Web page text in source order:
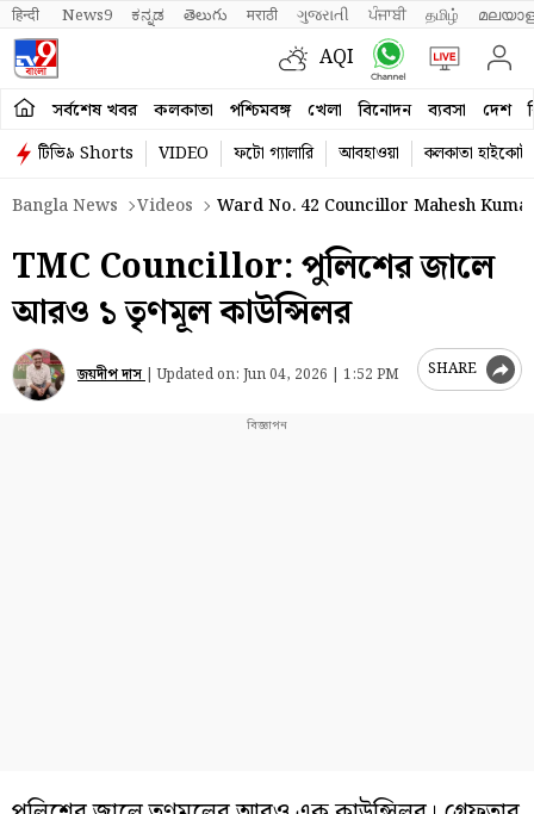
हिन्दी News9 ಕನ್ನಡ తెలుగు मराठी ગુજરાતી ਪੰਜਾਬੀ தமிழ்
AQI
সর্বশেষ খবর কলকাতা পশ্চিমবঙ্গ খেলা বিনোদন ব্যবসা দেশ
টিভি৯ Shorts VIDEO ফটো গ্যালারি আবহাওয়া
কলকাতা হাইকোর্ট
Bangla News
Videos Ward No. 42 Councillor Mahesh
TMC Councillor: পুলিশের জালে
আরও ১ তৃণমূল কাউন্সিলর
জয়দীপ দাস | Updated on: Jun 04, 2026 | 1:52 PM SHARE